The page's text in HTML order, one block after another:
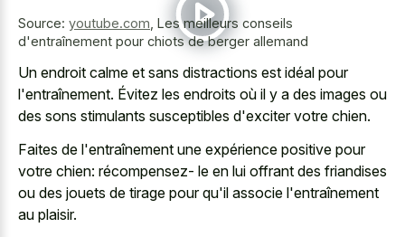
Source: youtube.com Les meilleurs conseils
d'entraînement pour chiots de berger allemand
Un endroit calme et sans distractions est idéal pour
l'entraînement. Évitez les endroits où il y a des images ou
des sons stimulants susceptibles d'exciter votre chien.
Faites de l'entraînement une expérience positive pour
votre chien: récompensez- le en lui offrant des friandises
ou des jouets de tirage pour qu'il associe l'entraînement
au plaisir.